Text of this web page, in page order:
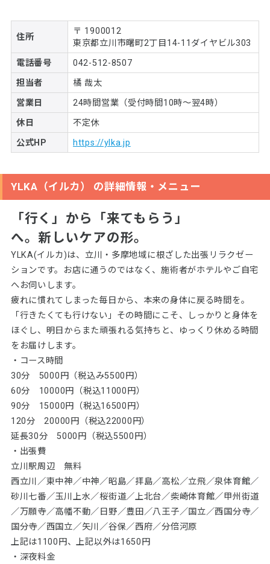
住所
〒 1900012
東京都立川市曙町2丁目14-11ダイヤビル303
電話番号 042-512-8507
担当者 橘 哉太
営業日 24時間営業（受付時間10時～翌4時）
休日 不定休
公式HP https://ylka.jp
YLKA（イルカ） の詳細情報・メニュー
「行く」から「来てもらう」
へ。新しいケアの形。
YLKA(イルカ)は、立川・多摩地域に根ざした出張リラクゼー
ションです。お店に通うのではなく、施術者がホテルやご自宅
へお伺いします。
疲れに慣れてしまった毎日から、本来の身体に戻る時間を。
「行きたくても行けない」その時間にこそ、しっかりと身体を
ほぐし、明日からまた頑張れる気持ちと、ゆっくり休める時間
をお届けします。
・コース時間
30分 5000円（税込み5500円）
60分 10000円（税込11000円）
90分 15000円（税込16500円）
120分 20000円（税込22000円）
延長30分 5000円（税込5500円）
・出張費
立川駅周辺 無料
西立川／東中神／中神／昭島／拝島／高松／立飛／泉体育館／
砂川七番／玉川上水／桜街道／上北台／柴崎体育館／甲州街道
／万願寺／高幡不動／日野／豊田／八王子／国立／西国分寺／
国分寺／西国立／矢川／谷保／西府／分倍河原
上記は1100円、上記以外は1650円
・深夜料金